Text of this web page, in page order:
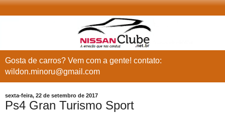
Gosta de carros? Vem com a gente! contato:
wildon.minoru@gmail.com
sexta-feira, 22 de setembro de 2017
Ps4 Gran Turismo Sport